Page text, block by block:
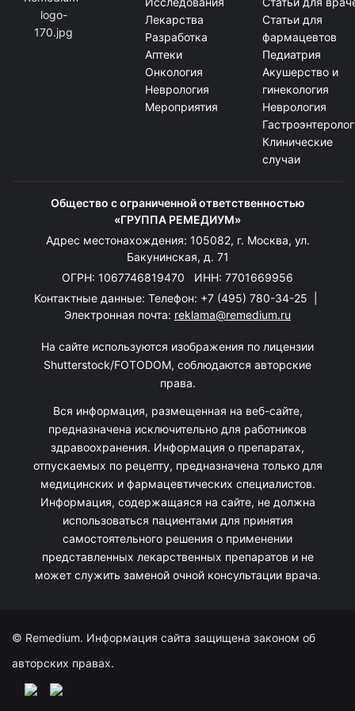
Лекарства
Разработка
Аптеки
Онкология
Неврология
Мероприятия
Статьи для
фармацевтов
Педиатрия
Акушерство и
гинекология
Неврология
Клинические
случаи
Общество с ограниченной ответственностью
«ГРУППА РЕМЕДИУМ»
Адрес местонахождения: 105082, г. Москва, ул.
Бакунинская, д. 71
ОГРН: 1067746819470 ИНН: 7701669956
Контактные данные: Телефон: +7 (495) 780-34-25
Электронная почта: reklama@remedium.ru
На сайте используются изображения по лицензии
Shutterstock/FOTODOM, соблюдаются авторские
права.
Вся информация, размещенная на веб-сайте,
предназначена исключительно для работников
здравоохранения. Информация о препаратах,
отпускаемых по рецепту, предназначена только для
медицинских и фармацевтических специалистов.
Информация, содержащаяся на сайте, не должна
использоваться пациентами для принятия
самостоятельного решения о применении
представленных лекарственных препаратов и не
может служить заменой очной консультации врача.
© Remedium. Информация сайта защищена законом об
авторских правах.